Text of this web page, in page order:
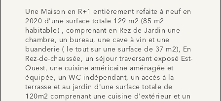
Une Maison en R+1 entièrement refaite à neuf en
2020 d'une surface totale 129 m2 (85 m2
habitable) , comprenant en Rez de Jardin une
chambre, un bureau, une cave à vin et une
buanderie ( le tout sur une surface de 37 m2), En
Rez-de-chaussée, un séjour traversant exposé Est-
Ouest, une cuisine américaine aménagée et
équipée, un WC indépendant, un accès à la
terrasse et au jardin d'une surface totale de
120m2 comprenant une cuisine d'extérieur et un